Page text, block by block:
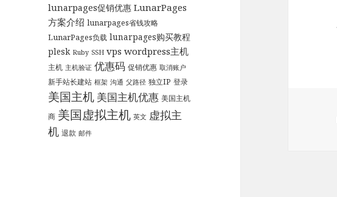
lunarpages促销优惠 LunarPages
方案介绍 lunarpages省钱攻略
LunarPages负载 lunarpages购买教程
plesk Ruby SSH vps wordpress主机
主机 主机验证 优惠码 促销优惠 取消账户
新手站长建站 框架 沟通 父路径 独立IP 登录
美国主机 美国主机优惠 美国主机
商 美国虚拟主机 英文 虚拟主
机 退款 邮件